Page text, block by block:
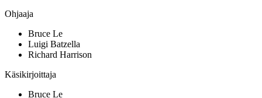
Ohjaaja
Bruce Le
Luigi Batzella
Richard Harrison
Käsikirjoittaja
Bruce Le